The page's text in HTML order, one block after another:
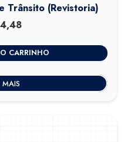
Trânsito (Revistoria)
CARRINHO